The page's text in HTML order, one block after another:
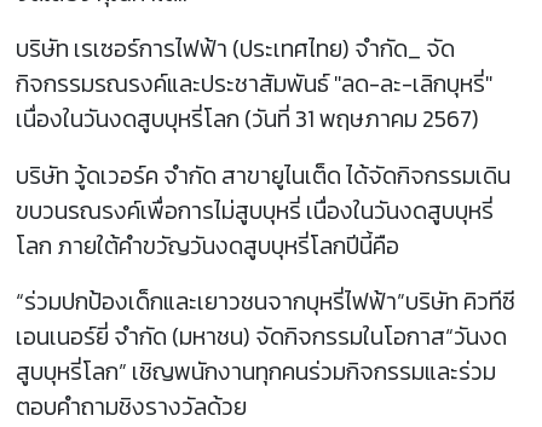
บริษัท เรเซอร์การไฟฟ้า (ประเทศไทย) จำกัด_ จัด
กิจกรรมรณรงค์และประชาสัมพันธ์ "ลด-ละ-เลิกบุหรี่"
เนื่องในวันงดสูบบุหรี่โลก (วันที่ 31 พฤษภาคม 2567)
บริษัท วู้ดเวอร์ค จำกัด สาขายูไนเต็ด ได้จัดกิจกรรมเดิน
ขบวนรณรงค์เพื่อการไม่สูบบุหรี่​ เนื่องในวันงดสูบบุหรี่
โลก ภายใต้คำขวัญวันงดสูบบุหรี่โลกปีนี้คือ
“ร่วมปกป้องเด็กและเยาวชนจากบุหรี่ไฟฟ้า”บริษัท คิวทีซี
เอนเนอร์ยี่ จำกัด (มหาชน) จัดกิจกรรมในโอกาส“วันงด
สูบบุหรี่โลก” เชิญพนักงานทุกคนร่วมกิจกรรมและร่วม
ตอบคำถามชิงรางวัลด้วย